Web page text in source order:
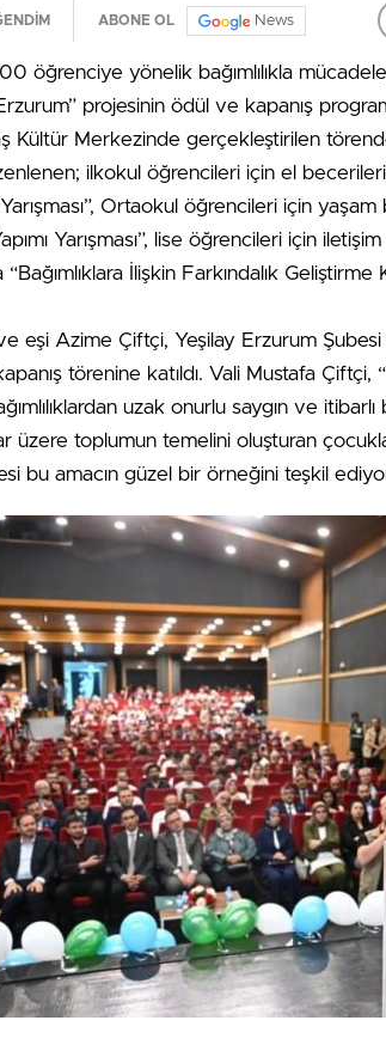
ABONE OL News
öğrenciye yönelik bağımlılıkla
projesinin ödül ve kapanış
Kültür Merkezinde gerçekleştirilen
ilkokul öğrencileri için el
Ortaokul öğrencileri için
Yarışması”, lise öğrencileri için
İlişkin Farkındalık Geliştirme
eşi Azime Çiftçi, Yeşilay Erzurum
törenine katıldı. Vali Mustafa Çiftçi,
uzak onurlu saygın ve
üzere toplumun temelini oluşturan
bu amacın güzel bir örneğini teşkil